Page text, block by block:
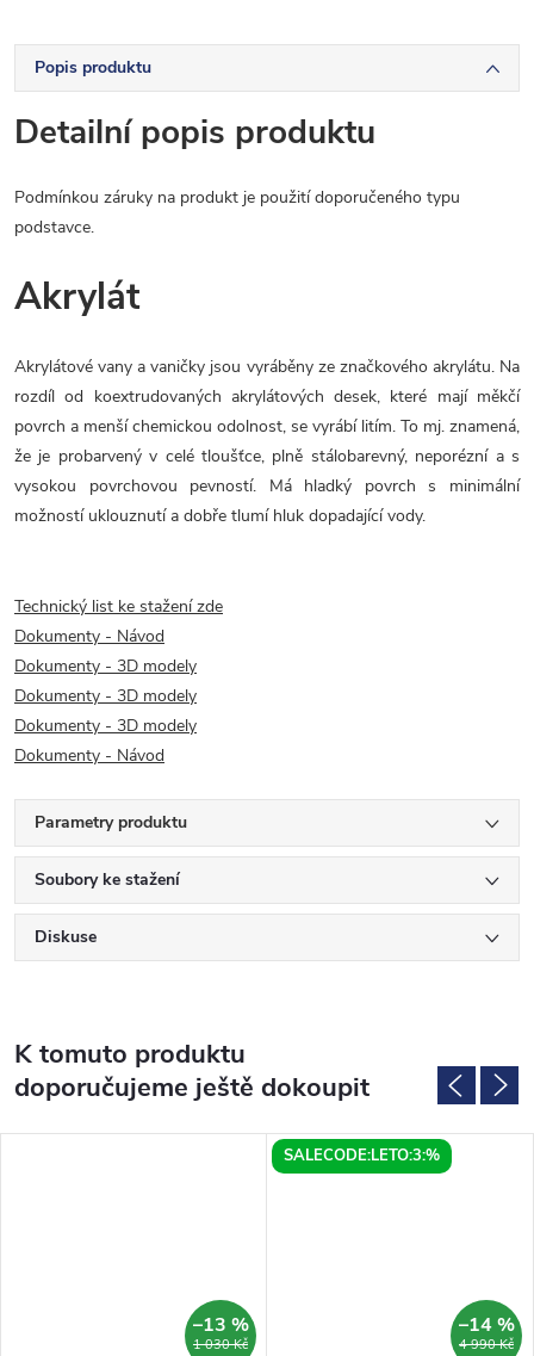
Popis produktu
Detailní popis produktu
Podmínkou záruky na produkt je použití doporučeného typu
podstavce.
Akrylát
Akrylátové vany a vaničky jsou vyráběny ze značkového akrylátu. Na
rozdíl od koextrudovaných akrylátových desek, které mají měkčí
povrch a menší chemickou odolnost, se vyrábí litím. To mj. znamená,
že je probarvený v celé tloušťce, plně stálobarevný, neporézní a s
vysokou povrchovou pevností. Má hladký povrch s minimální
možností uklouznutí a dobře tlumí hluk dopadající vody.
Technický list ke stažení zde
Dokumenty - Návod
Dokumenty - 3D modely
Dokumenty - 3D modely
Dokumenty - 3D modely
Dokumenty - Návod
Parametry produktu
Soubory ke stažení
Diskuse
K tomuto produktu
doporučujeme ještě dokoupit
1 030 Kč
–13 %
SALECODE:LETO:3:%
4 990 Kč
–14 %